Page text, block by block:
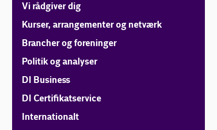
Vi rådgiver dig
Kurser, arrangementer og netværk
Brancher og foreninger
Politik og analyser
DI Business
DI Certifikatservice
Internationalt